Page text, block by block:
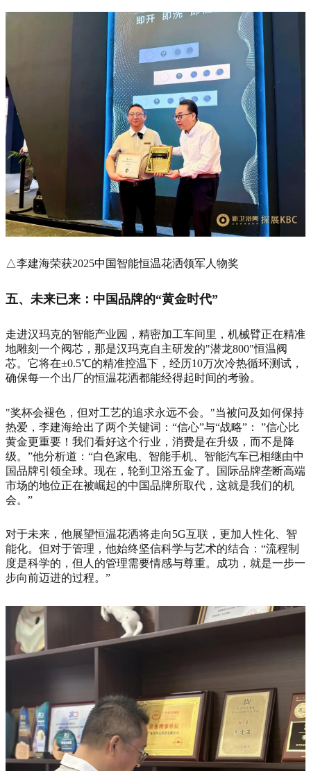
△李建海荣获2025中国智能恒温花洒领军人物奖
五、未来已来：中国品牌的“黄金时代”
走进汉玛克的智能产业园，精密加工车间里，机械臂正在精准
地雕刻一个阀芯，那是汉玛克自主研发的"潜龙800"恒温阀
芯。它将在±0.5℃的精准控温下，经历10万次冷热循环测试，
确保每一个出厂的恒温花洒都能经得起时间的考验。
"奖杯会褪色，但对工艺的追求永远不会。"当被问及如何保持
热爱，李建海给出了两个关键词：“信心”与“战略”： ”信心比
黄金更重要！我们看好这个行业，消费是在升级，而不是降
级。”他分析道：“白色家电、智能手机、智能汽车已相继由中
国品牌引领全球。现在，轮到卫浴五金了。国际品牌垄断高端
市场的地位正在被崛起的中国品牌所取代，这就是我们的机
会。”
对于未来，他展望恒温花洒将走向5G互联，更加人性化、智
能化。但对于管理，他始终坚信科学与艺术的结合：“流程制
度是科学的，但人的管理需要情感与尊重。成功，就是一步一
步向前迈进的过程。”